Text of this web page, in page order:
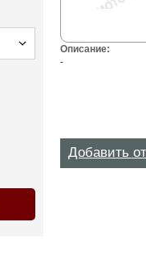
Описание:
-
Добавить